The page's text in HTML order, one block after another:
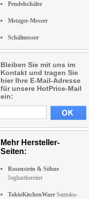
Pendelschäler
Metzger-Messer
Schälmesser
Bleiben Sie mit uns im
Kontakt und tragen Sie
hier Ihre E-Mail-Adresse
für unsere HotPrice-Mail
ein:
Mehr Hersteller-
Seiten:
Rosenstein & Söhne
Joghurtbereiter
TokioKitchenWare Santoku-